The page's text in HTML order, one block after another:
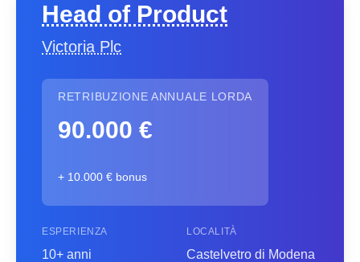
Head of Product
Victoria Plc
RETRIBUZIONE ANNUALE LORDA
90.000 €
+ 10.000 € bonus
ESPERIENZA
10+ anni
LOCALITÀ
Castelvetro di Modena